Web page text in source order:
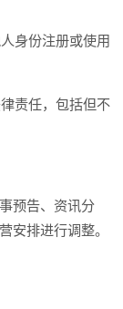
身份注册或使用
责任，包括但不
预告、资讯分
安排进行调整。